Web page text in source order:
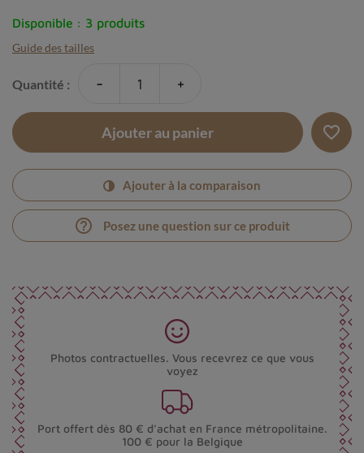
Disponible : 3 produits
Guide des tailles
Quantité : - +
Ajouter au panier favorite_border
Ajouter à la comparaison
help_outline Posez une question sur ce produit
Photos contractuelles. Vous recevrez ce que vous
voyez
Port offert dès 80 € d’achat en France métropolitaine.
100 € pour la Belgique